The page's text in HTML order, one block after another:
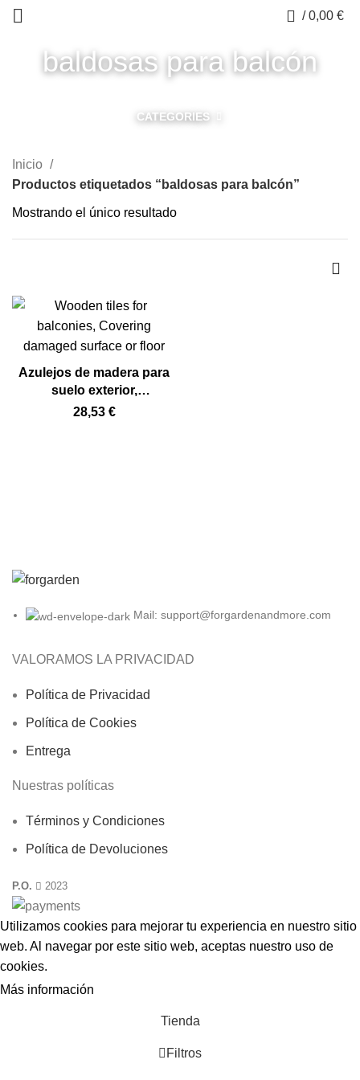
/ 0,00 €
baldosas para balcón
CATEGORIES
Inicio
Productos etiquetados “baldosas para balcón”
Mostrando el único resultado
Azulejos de madera para
suelo exterior,
revestimiento para balcón,
28,53 €
Mail: support@forgardenandmore.com
VALORAMOS LA PRIVACIDAD
Política de Privacidad
Política de Cookies
Entrega
Nuestras políticas
Términos y Condiciones
Política de Devoluciones
P.O. 2023
Utilizamos cookies para mejorar tu experiencia en nuestro sitio
web. Al navegar por este sitio web, aceptas nuestro uso de
cookies.
Más información
Tienda
Filtros